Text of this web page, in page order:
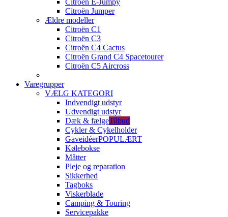
Citroën Jumper
Ældre modeller
Citroën C1
Citroën C3
Citroën C4 Cactus
Citroën Grand C4 Spacetourer
Citroën C5 Aircross
Varegrupper
VÆLG KATEGORI
Indvendigt udstyr
Udvendigt udstyr
Dæk & fælgeTilbud
Cykler & Cykelholder
GaveidéerPOPULÆRT
Kølebokse
Måtter
Pleje og reparation
Sikkerhed
Tagboks
Viskerblade
Camping & Touring
Servicepakke